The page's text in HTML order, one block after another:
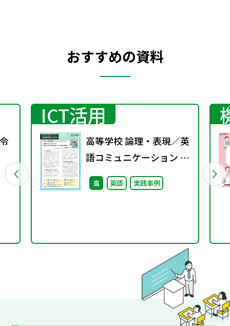
おすすめの資料
ICT活用
高等学校 論理・表現／英
語コミュニケーション 実
践事例集 特別号
高 英語 実践事例